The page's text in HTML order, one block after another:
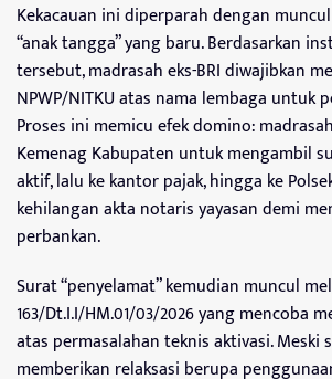
Kekacauan ini diperparah dengan
“anak tangga” yang baru. Berdasarkan
tersebut, madrasah eks-BRI diwajibkan
NPWP/NITKU atas nama lembaga untuk
Proses ini memicu efek domino:
Kemenag Kabupaten untuk mengambil
aktif, lalu ke kantor pajak, hingga ke
kehilangan akta notaris yayasan demi
perbankan.
Surat “penyelamat” kemudian muncul
163/Dt.I.I/HM.01/03/2026 yang mencoba
atas permasalahan teknis aktivasi. Meski
memberikan relaksasi berupa